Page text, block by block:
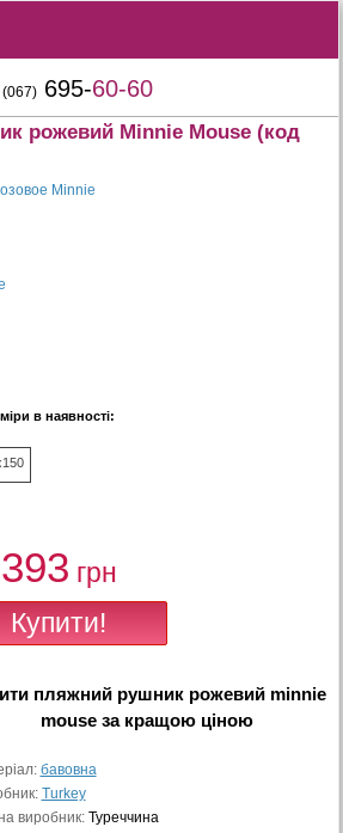
(067) 695-60-60
рожевий Minnie Mouse (код
в наявності:
393 грн
пляжний рушник рожевий minnie
mouseза кращою ціною
бавовна
Turkey
виробник: Туреччина